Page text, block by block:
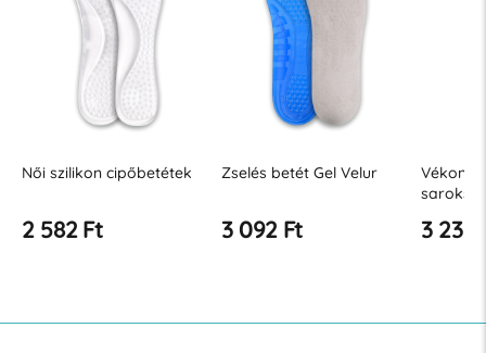
Női szilikon cipőbetétek
2 582 Ft
Zselés betét Gel Velur
3 092 Ft
Vékony
3 239